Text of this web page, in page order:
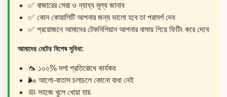
✅ বাজারের সেরা ও ন্যায্য মূল্য জানাব
✅ কোন কোয়ালিটি আপনার জন্য ভালো হবে তা পরামর্শ দেব
✅ প্রয়োজনে আমাদের টেকনিশিয়ান আপনার বাসায় গিয়ে ফিটিং করে দেবে
আমাদের নেটের বিশেষ সুবিধা:
🦟 ১০০% মশা প্রতিরোধে কার্যকর
🌬️ আলো-বাতাস চলাচলে কোনো বাধা নেই
🧼 সহজে খুলে ধোয়া যায়